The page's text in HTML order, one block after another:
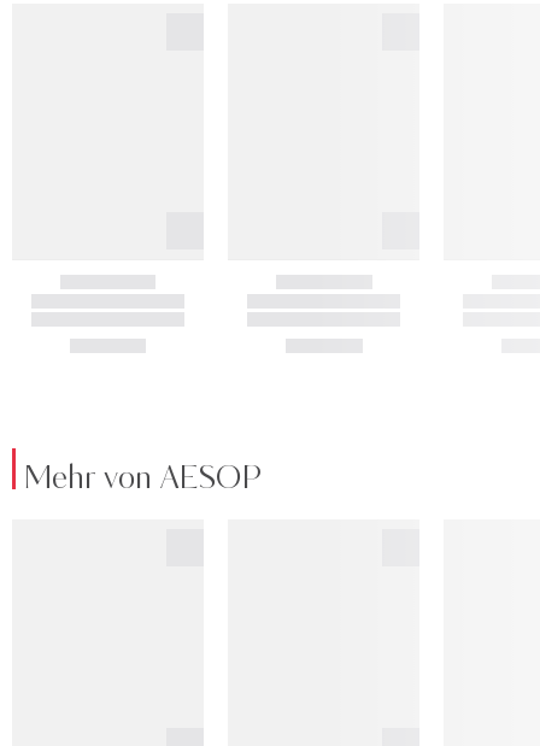
Mehr von AESOP